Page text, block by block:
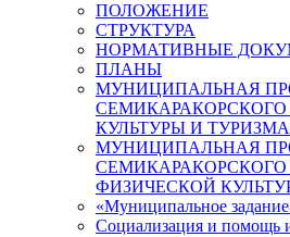
ПОЛОЖЕНИЕ
СТРУКТУРА
НОРМАТИВНЫЕ
ПЛАНЫ
МУНИЦИПАЛЬНАЯ
СЕМИКАРАКОРСКОГО
КУЛЬТУРЫ И
МУНИЦИПАЛЬНАЯ
СЕМИКАРАКОРСКОГО
ФИЗИЧЕСКОЙ
«Муниципальное
Социализация и помощь